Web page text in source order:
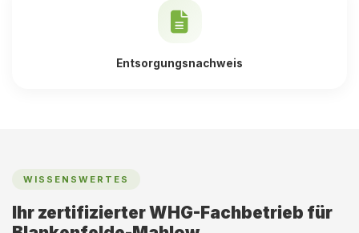
Entsorgungsnachweis
WISSENSWERTES
Ihr zertifizierter WHG-Fachbetrieb für